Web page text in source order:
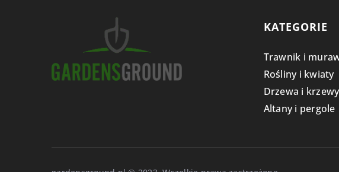
KATEGORIE
Trawnik i
Rośliny i kwiaty
Drzewa i krzewy
Altany i pergole